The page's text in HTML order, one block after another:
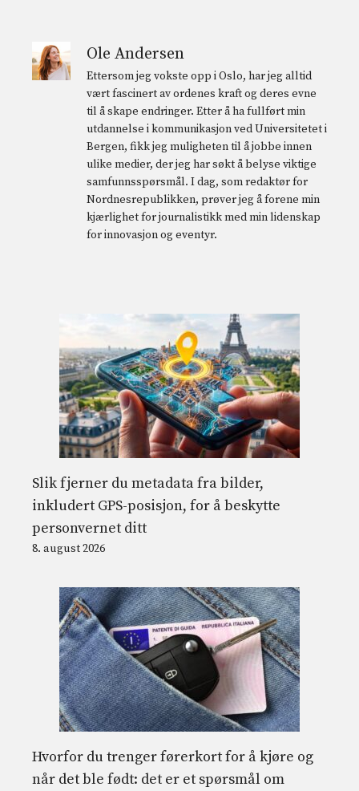
Ole Andersen
Ettersom jeg vokste opp i Oslo, har jeg alltid
vært fascinert av ordenes kraft og deres evne
til å skape endringer. Etter å ha fullført min
utdannelse i kommunikasjon ved Universitetet i
Bergen, fikk jeg muligheten til å jobbe innen
ulike medier, der jeg har søkt å belyse viktige
samfunnsspørsmål. I dag, som redaktør for
Nordnesrepublikken, prøver jeg å forene min
kjærlighet for journalistikk med min lidenskap
for innovasjon og eventyr.
Slik fjerner du metadata fra bilder,
inkludert GPS-posisjon, for å beskytte
personvernet ditt
8. august 2026
Hvorfor du trenger førerkort for å kjøre og
når det ble født: det er et spørsmål om